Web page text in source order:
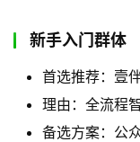
新手入门群体
首选推荐：壹
理由：全流程
备选方案：公